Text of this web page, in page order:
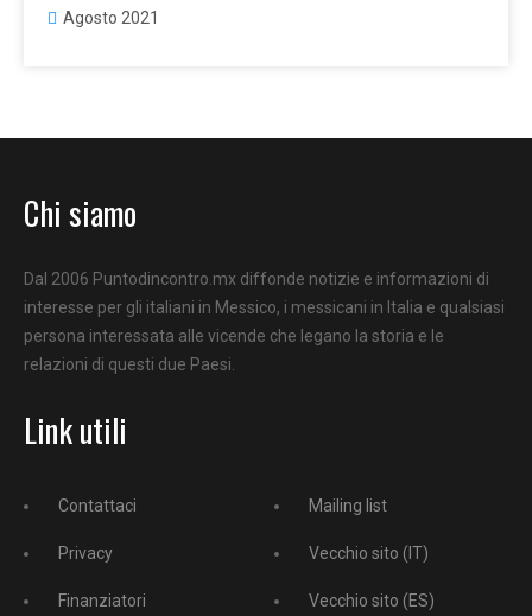
Agosto 2021
Chi siamo
Dal 2006 Puntodincontro.mx diffonde notizie e informazioni di
interesse per gli italiani in Messico, i messicani in Italia e qualsiasi
persona interessata alle vicende che legano la storia e le
relazioni di questi due Paesi.
Link utili
Contattaci
Privacy
Finanziatori
Mailing list
Vecchio sito (IT)
Vecchio sito (ES)